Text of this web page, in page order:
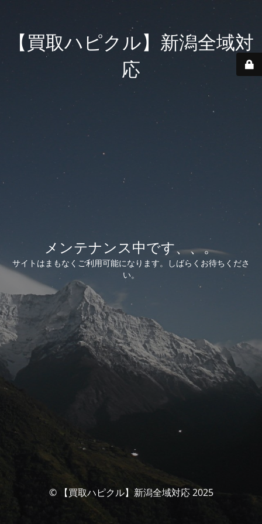
【買取ハピクル】新潟全域対
応
メンテナンス中です、、。
サイトはまもなくご利用可能になります。しばらくお待ちくださ
い。
© 【買取ハピクル】新潟全域対応 2025